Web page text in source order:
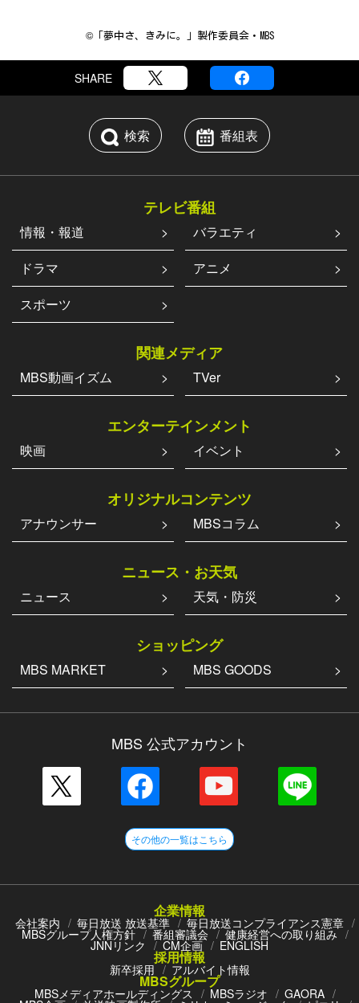
©「夢中さ、きみに。」製作委員会・MBS
SHARE
検索 番組表
テレビ番組
情報・報道
バラエティ
ドラマ
アニメ
スポーツ
関連メディア
MBS動画イズム TVer
エンターテインメント
映画 イベント
オリジナルコンテンツ
アナウンサー MBSコラム
ニュース・お天気
ニュース 天気・防災
ショッピング
MBS MARKET MBS GOODS
MBS 公式アカウント
その他の一覧はこちら
企業情報
会社案内 毎日放送 放送基準 毎日放送コンプライアンス憲章
MBSグループ人権方針 番組審議会 健康経営への取り組み
JNNリンク CM企画 ENGLISH
採用情報
新卒採用 アルバイト情報
MBSグループ
MBSメディアホールディングス MBSラジオ GAORA